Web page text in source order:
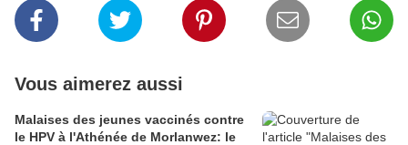
Vous aimerez aussi
Malaises des jeunes vaccinés contre
le HPV à l'Athénée de Morlanwez: le